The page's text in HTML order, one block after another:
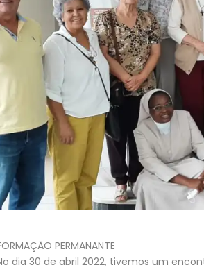
PERMANANTE
dia 30 de abril 2022, tivemos um